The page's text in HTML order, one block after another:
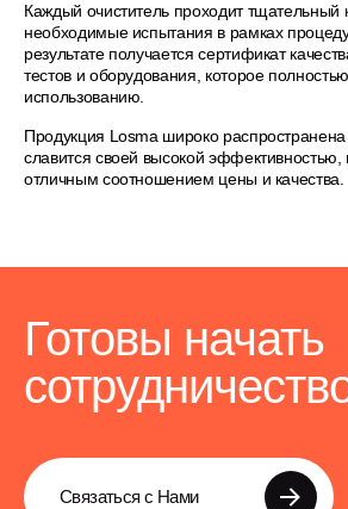
Продукция Losma широко
славится своей высокой
отличным соотношением цены и качества.
Каждый очиститель проходит тщательный
необходимые испытания в рамках
результате получается сертификат
тестов и оборудования, которое
использованию.
Готовы начать
Связаться с Нами